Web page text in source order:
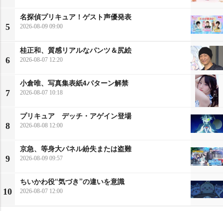
5
名探偵プリキュア！ゲスト声優発表
2026-08-09 09:00
6
桂正和、質感リアルなパンツ＆尻絵
2026-08-07 12:20
7
小倉唯、写真集表紙4パターン解禁
2026-08-07 10:18
8
プリキュア デッチ・アゲイン登場
2026-08-08 12:00
9
京急、等身大パネル紛失または盗難
2026-08-09 09:57
10
ちいかわ役“気づき”の違いを意識
2026-08-07 12:00